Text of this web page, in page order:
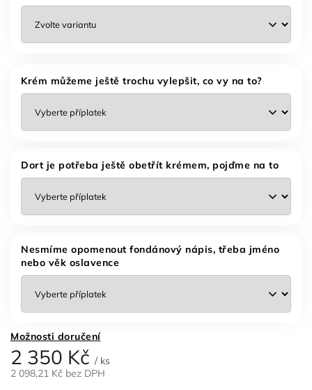
2 350 Kč / ks
2 098,21 Kč bez DPH
Krém můžeme ještě trochu vylepšit, co vy na to?
Dort je potřeba ještě obetřít krémem, pojďme na to
Nesmíme opomenout fondánový nápis, třeba jméno
nebo věk oslavence
Možnosti doručení